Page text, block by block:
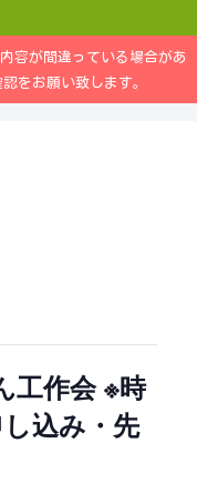
容が間違っている場合があ
をお願い致します。
工作会 ※時
込み・先